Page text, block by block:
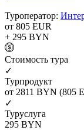
Туроператор:
от 805 EUR
+ 295 BYN
Cтоимость тура
✓
Турпродукт
от 2811 BYN (805
✓
Туруслуга
295 BYN